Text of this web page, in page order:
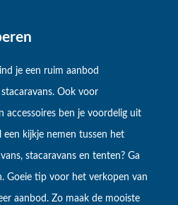
je een ruim aanbod
Ook voor
accessoires ben je voordelig uit
een kijkje nemen tussen het
stacaravans en tenten? Ga
Goeie tip voor het verkopen van
aanbod. Zo maak de mooiste